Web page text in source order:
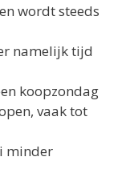
wordt steeds
namelijk tijd
koopzondag
vaak tot
minder